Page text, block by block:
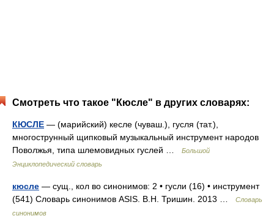
Смотреть что такое "Кюсле" в других словарях:
КЮСЛЕ — (марийский) кесле (чуваш.), гусля (тат.),
многострунный щипковый музыкальный инструмент народов
Поволжья, типа шлемовидных гуслей …
Большой
Энциклопедический словарь
кюсле — сущ., кол во синонимов: 2 • гусли (16) • инструмент
(541) Словарь синонимов ASIS. В.Н. Тришин. 2013 …
Словарь
синонимов